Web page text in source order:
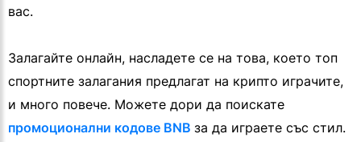
вас.
Залагайте онлайн, насладете се на това, което топ
спортните залагания предлагат на крипто играчите,
и много повече. Можете дори да поискате
промоционални кодове BNB за да играете със стил.